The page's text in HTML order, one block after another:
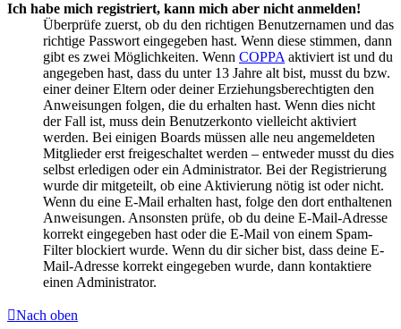
Ich habe mich registriert, kann mich aber nicht anmelden!
Überprüfe zuerst, ob du den richtigen Benutzernamen und das
richtige Passwort eingegeben hast. Wenn diese stimmen, dann
gibt es zwei Möglichkeiten. Wenn COPPA aktiviert ist und du
angegeben hast, dass du unter 13 Jahre alt bist, musst du bzw.
einer deiner Eltern oder deiner Erziehungsberechtigten den
Anweisungen folgen, die du erhalten hast. Wenn dies nicht
der Fall ist, muss dein Benutzerkonto vielleicht aktiviert
werden. Bei einigen Boards müssen alle neu angemeldeten
Mitglieder erst freigeschaltet werden – entweder musst du dies
selbst erledigen oder ein Administrator. Bei der Registrierung
wurde dir mitgeteilt, ob eine Aktivierung nötig ist oder nicht.
Wenn du eine E-Mail erhalten hast, folge den dort enthaltenen
Anweisungen. Ansonsten prüfe, ob du deine E-Mail-Adresse
korrekt eingegeben hast oder die E-Mail von einem Spam-
Filter blockiert wurde. Wenn du dir sicher bist, dass deine E-
Mail-Adresse korrekt eingegeben wurde, dann kontaktiere
einen Administrator.
Nach oben